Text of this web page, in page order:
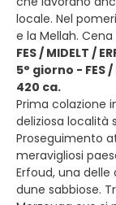
locale. Nel
e la Mellah.
FES / MIDELT /
5° giorno - FES /
420 ca.
Prima colazione
deliziosa località
Proseguimento
meravigliosi
Erfoud, una
dune sabbiose.